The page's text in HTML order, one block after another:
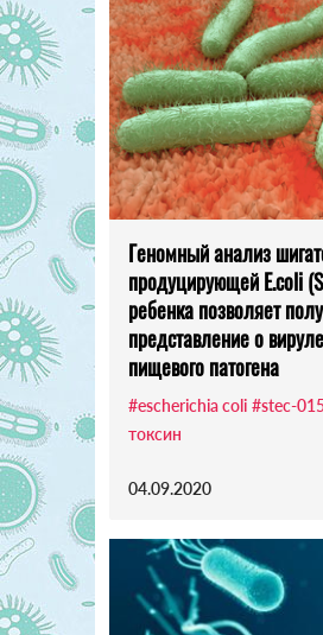
Геномный анализ
продуцирующей E.coli
ребенка позволяет
представление о
пищевого патогена
#escherichia coli #stec-
токсин
04.09.2020